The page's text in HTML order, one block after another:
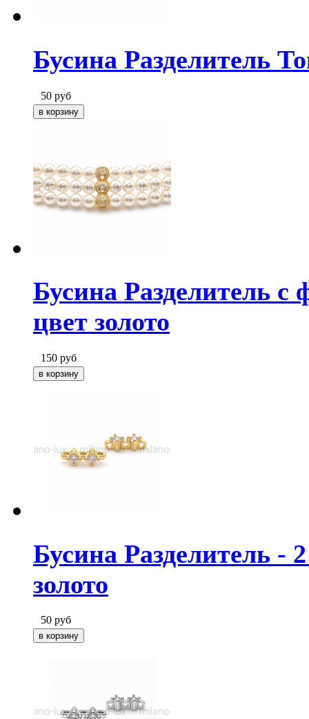
Бусина Разделитель
50 руб
Бусина Разделитель
цвет золото
150 руб
Бусина Разделитель -
золото
50 руб